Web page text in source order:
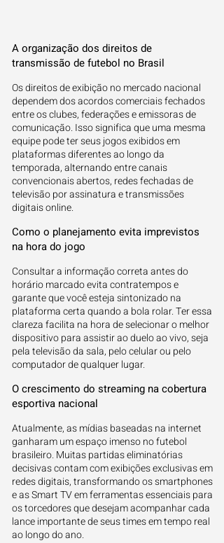
A organização dos direitos de
transmissão de futebol no Brasil
Os direitos de exibição no mercado nacional
dependem dos acordos comerciais fechados
entre os clubes, federações e emissoras de
comunicação. Isso significa que uma mesma
equipe pode ter seus jogos exibidos em
plataformas diferentes ao longo da
temporada, alternando entre canais
convencionais abertos, redes fechadas de
televisão por assinatura e transmissões
digitais online.
Como o planejamento evita imprevistos
na hora do jogo
Consultar a informação correta antes do
horário marcado evita contratempos e
garante que você esteja sintonizado na
plataforma certa quando a bola rolar. Ter essa
clareza facilita na hora de selecionar o melhor
dispositivo para assistir ao duelo ao vivo, seja
pela televisão da sala, pelo celular ou pelo
computador de qualquer lugar.
O crescimento do streaming na cobertura
esportiva nacional
Atualmente, as mídias baseadas na internet
ganharam um espaço imenso no futebol
brasileiro. Muitas partidas eliminatórias
decisivas contam com exibições exclusivas em
redes digitais, transformando os smartphones
e as Smart TV em ferramentas essenciais para
os torcedores que desejam acompanhar cada
lance importante de seus times em tempo real
ao longo do ano.